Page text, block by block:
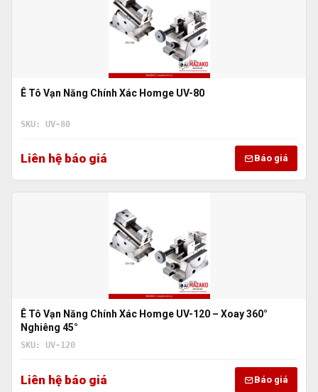
Ê Tô Vạn Năng Chính Xác Homge UV-80
SKU: UV-80
Liên hệ báo giá Báo giá
Ê Tô Vạn Năng Chính Xác Homge UV-120 – Xoay 360°
Nghiêng 45°
SKU: UV-120
Liên hệ báo giá Báo giá